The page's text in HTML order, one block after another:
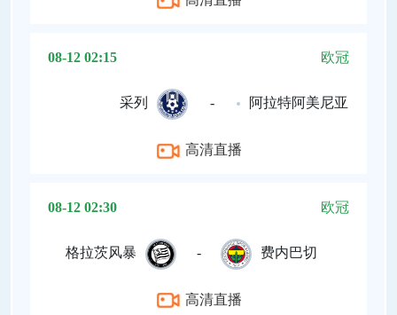
08-12 02:15 欧冠
采列 - 阿拉特阿美尼亚
高清直播
08-12 02:30 欧冠
格拉茨风暴 - 费内巴切
高清直播